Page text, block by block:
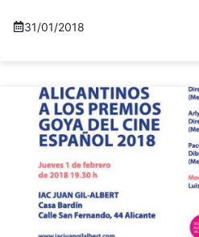
31/01/2018